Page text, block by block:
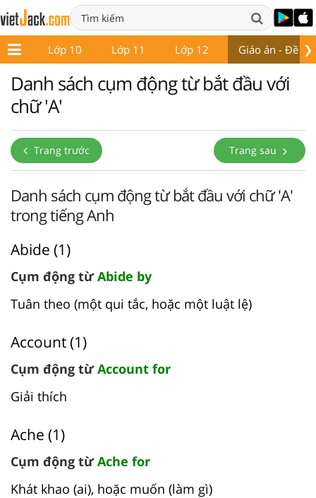
❯
9 Lớp 10 Lớp 11 Lớp 12 Giáo án - Đề thi
Danh sách cụm động từ bắt đầu với
chữ 'A'
Trang trước Trang sau
Danh sách cụm động từ bắt đầu với chữ 'A'
trong tiếng Anh
Abide (1)
Cụm động từAbide by
Tuân theo (một qui tắc, hoặc một luật lệ)
Account (1)
Cụm động từAccount for
Giải thích
Ache (1)
Cụm động từAche for
Khát khao (ai), hoặc muốn (làm gì)